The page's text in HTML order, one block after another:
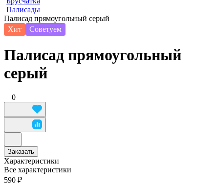
Палисады
Палисад прямоугольный серый
Хит
Советуем
Палисад прямоугольный
серый
0
Заказать
Характеристики
Все характеристики
590 ₽